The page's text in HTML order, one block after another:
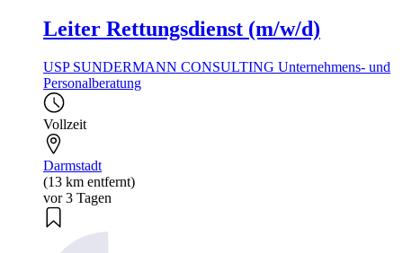
Leiter Rettungsdienst (m/w/d)
USP SUNDERMANN CONSULTING Unternehmens- und
Personalberatung
Vollzeit
Darmstadt
(13 km entfernt)
vor 3 Tagen